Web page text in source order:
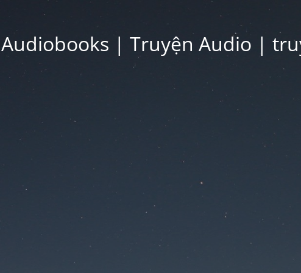
Audiobooks | Truyện Audio |